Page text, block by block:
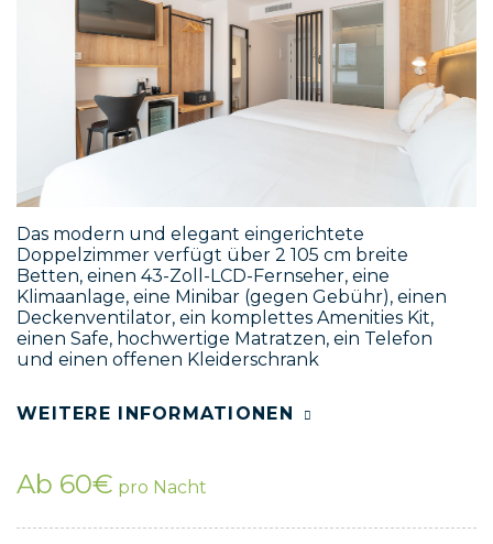
Das modern und elegant eingerichtete
Doppelzimmer verfügt über 2 105 cm breite
Betten, einen 43-Zoll-LCD-Fernseher, eine
Klimaanlage, eine Minibar (gegen Gebühr), einen
Deckenventilator, ein komplettes Amenities Kit,
einen Safe, hochwertige Matratzen, ein Telefon
und einen offenen Kleiderschrank
WEITERE INFORMATIONEN
Ab 60€ pro Nacht